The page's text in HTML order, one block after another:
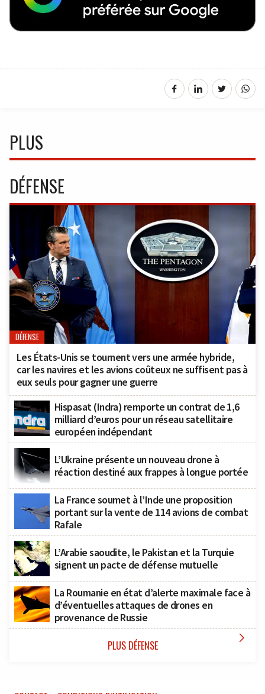
PLUS
DÉFENSE
DÉFENSE
Les États-Unis se tournent vers une armée hybride,
car les navires et les avions coûteux ne suffisent pas à
eux seuls pour gagner une guerre
Hispasat (Indra) remporte un contrat de 1,6
milliard d’euros pour un réseau satellitaire
européen indépendant
L’Ukraine présente un nouveau drone à
réaction destiné aux frappes à longue portée
La France soumet à l’Inde une proposition
portant sur la vente de 114 avions de combat
Rafale
L’Arabie saoudite, le Pakistan et la Turquie
signent un pacte de défense mutuelle
La Roumanie en état d’alerte maximale face à
d’éventuelles attaques de drones en
provenance de Russie
PLUS DÉFENSE 